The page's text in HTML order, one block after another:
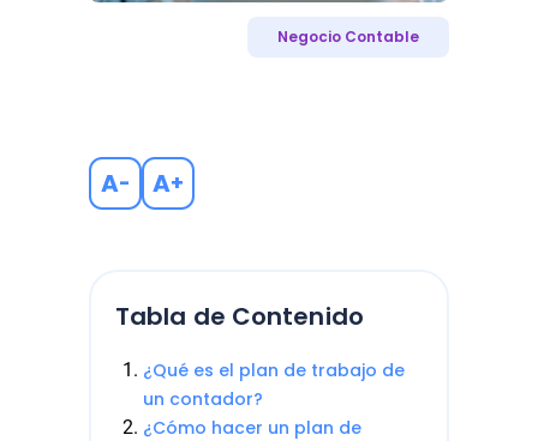
Negocio Contable
A- A+
Tabla de Contenido
¿Qué es el plan de trabajo de
un contador?
¿Cómo hacer un plan de